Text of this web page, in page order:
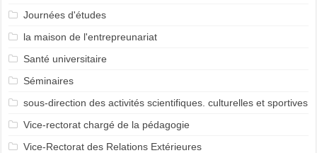
Journées d'études
la maison de l'entrepreunariat
Santé universitaire
Séminaires
sous-direction des activités scientifiques. culturelles et sportives
Vice-rectorat chargé de la pédagogie
Vice-Rectorat des Relations Extérieures